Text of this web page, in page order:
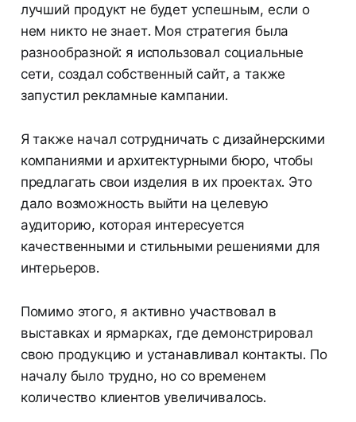
лучший продукт не будет успешным, если о
нем никто не знает. Моя стратегия была
разнообразной: я использовал социальные
сети, создал собственный сайт, а также
запустил рекламные кампании.
Я также начал сотрудничать с дизайнерскими
компаниями и архитектурными бюро, чтобы
предлагать свои изделия в их проектах. Это
дало возможность выйти на целевую
аудиторию, которая интересуется
качественными и стильными решениями для
интерьеров.
Помимо этого, я активно участвовал в
выставках и ярмарках, где демонстрировал
свою продукцию и устанавливал контакты. По
началу было трудно, но со временем
количество клиентов увеличивалось.